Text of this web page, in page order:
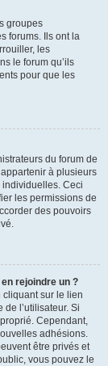
groupes
forums. Ils ont la
les
le forum qu’ils
pour que les
du forum de
à plusieurs
Ceci
les permissions de
des pouvoirs
rejoindre un ?
cliquant sur le lien
l’utilisateur. Si
Cependant,
adhésions.
être privés et
vous pouvez le